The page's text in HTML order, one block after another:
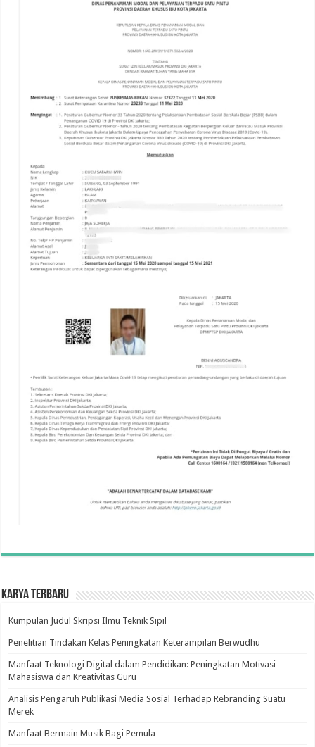
Karya Terbaru
Kumpulan Judul Skripsi Ilmu Teknik Sipil
Penelitian Tindakan Kelas Peningkatan Keterampilan Berwudhu
Manfaat Teknologi Digital dalam Pendidikan: Peningkatan Motivasi
Mahasiswa dan Kreativitas Guru
Analisis Pengaruh Publikasi Media Sosial Terhadap Rebranding Suatu
Merek
Manfaat Bermain Musik Bagi Pemula